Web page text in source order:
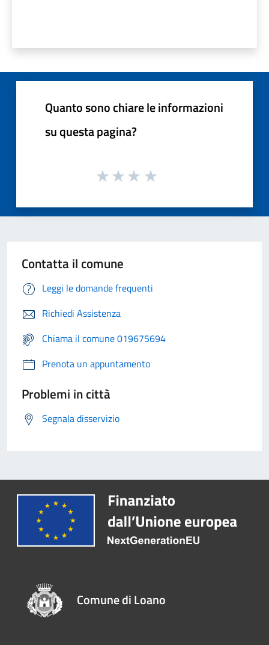
Quanto sono chiare le informazioni
su questa pagina?
Contatta il comune
Leggi le domande frequenti
Richiedi Assistenza
Chiama il comune 019675694
Prenota un appuntamento
Problemi in città
Segnala disservizio
Comune di Loano